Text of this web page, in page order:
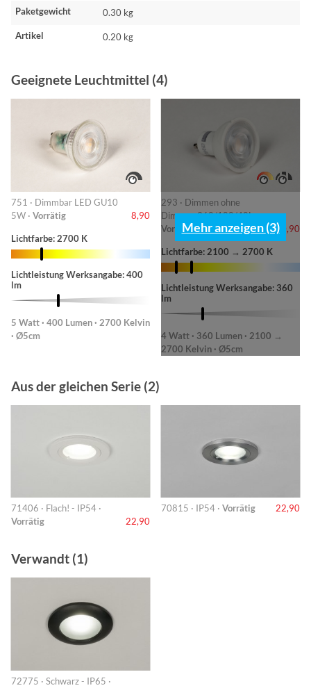
Paketgewicht 0.30 kg
Artikel 0.20 kg
Geeignete Leuchtmittel (4)
751 · Dimmbar LED GU10
5W · Vorrätig 8,90
Lichtfarbe: 2700 K
Lichtleistung Werksangabe: 400
lm
5 Watt · 400 Lumen · 2700 Kelvin
· Ø5cm
293 · Dimmen ohne
Dimmer-360/180/40L ·
Vorrätig
10,90
Lichtfarbe: 2100 → 2700 K
Lichtleistung Werksangabe: 360
lm
4 Watt · 360 Lumen · 2100 →
2700 Kelvin · Ø5cm
Mehr anzeigen (3)
Aus der gleichen Serie (2)
71406 · Flach! - IP54 ·
Vorrätig
22,90
70815 · IP54 · Vorrätig 22,90
Verwandt (1)
72775 · Schwarz - IP65 ·